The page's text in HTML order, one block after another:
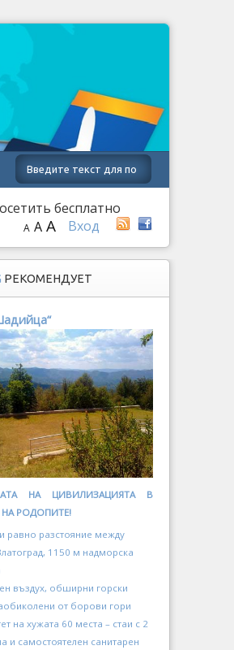
бесплатно
Вход
A A A
РЕКОМЕНДУЕТ
НА ЦИВИЛИЗАЦИЯТА В
НА РОДОПИТЕ!
равно разстояние между
1150 м надморска
въздух, обширни горски
от борови гори
на хужата 60 места – стаи с 2
и самостоятелен санитарен